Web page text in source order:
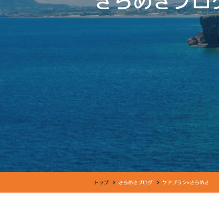
トップ きらめきブログ ケアプラン⭐︎きらめき